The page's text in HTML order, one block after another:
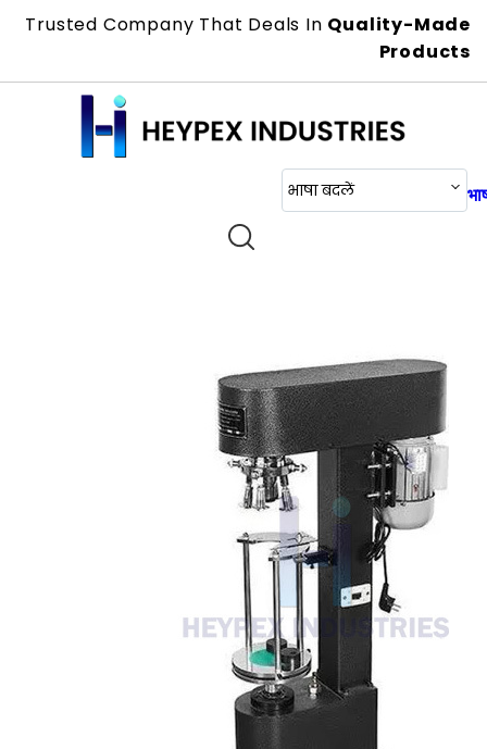
Trusted Company That Deals In Quality-Made
Products
भाषा बदलें